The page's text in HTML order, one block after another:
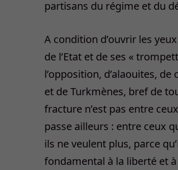
partisans du régime et du
A condition d’ouvrir les
de l’Etat et de ses «
l’opposition, d’alaouites,
et de Turkmènes, bref de
fracture n’est pas entre
passe ailleurs : entre ceux
ils ne veulent plus, parce
fondamental à la liberté et